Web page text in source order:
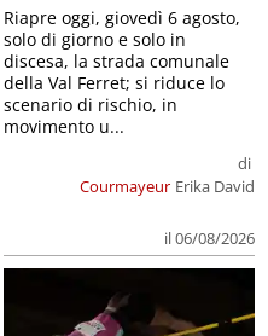
Courmayeur
di
Erika David
il 06/08/2026
Riapre oggi, giovedì 6 agosto,
solo di giorno e solo in
discesa, la strada comunale
della Val Ferret; si riduce lo
scenario di rischio, in
movimento u...